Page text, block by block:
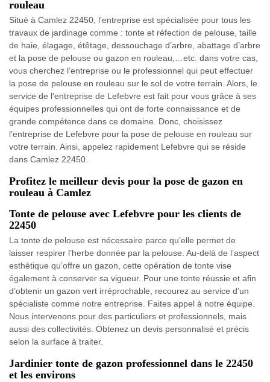
rouleau
Situé à Camlez 22450, l’entreprise est spécialisée pour tous les
travaux de jardinage comme : tonte et réfection de pelouse, taille
de haie, élagage, étêtage, dessouchage d’arbre, abattage d’arbre
et la pose de pelouse ou gazon en rouleau,…etc. dans votre cas,
vous cherchez l’entreprise ou le professionnel qui peut effectuer
la pose de pelouse en rouleau sur le sol de votre terrain. Alors, le
service de l’entreprise de Lefebvre est fait pour vous grâce à ses
équipes professionnelles qui ont de forte connaissance et de
grande compétence dans ce domaine. Donc, choisissez
l’entreprise de Lefebvre pour la pose de pelouse en rouleau sur
votre terrain. Ainsi, appelez rapidement Lefebvre qui se réside
dans Camlez 22450.
Profitez le meilleur devis pour la pose de gazon en
rouleau à Camlez
Tonte de pelouse avec Lefebvre pour les clients de
22450
La tonte de pelouse est nécessaire parce qu’elle permet de
laisser respirer l’herbe donnée par la pelouse. Au-delà de l’aspect
esthétique qu’offre un gazon, cette opération de tonte vise
également à conserver sa vigueur. Pour une tonte réussie et afin
d’obtenir un gazon vert irréprochable, recourez au service d’un
spécialiste comme notre entreprise. Faites appel à notre équipe.
Nous intervenons pour des particuliers et professionnels, mais
aussi des collectivités. Obtenez un devis personnalisé et précis
selon la surface à traiter.
Jardinier tonte de gazon professionnel dans le 22450
et les environs